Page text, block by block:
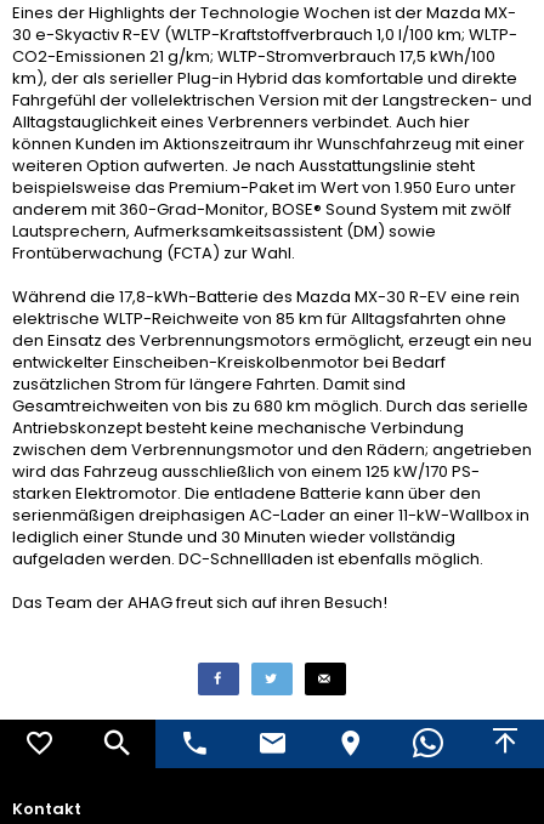
Eines der Highlights der Technologie Wochen ist der Mazda MX-
30 e-Skyactiv R-EV (WLTP-Kraftstoffverbrauch 1,0 l/100 km; WLTP-
CO2-Emissionen 21 g/km; WLTP-Stromverbrauch 17,5 kWh/100
km), der als serieller Plug-in Hybrid das komfortable und direkte
Fahrgefühl der vollelektrischen Version mit der Langstrecken- und
Alltagstauglichkeit eines Verbrenners verbindet. Auch hier
können Kunden im Aktionszeitraum ihr Wunschfahrzeug mit einer
weiteren Option aufwerten. Je nach Ausstattungslinie steht
beispielsweise das Premium-Paket im Wert von 1.950 Euro unter
anderem mit 360-Grad-Monitor, BOSE® Sound System mit zwölf
Lautsprechern, Aufmerksamkeitsassistent (DM) sowie
Frontüberwachung (FCTA) zur Wahl.
Während die 17,8-kWh-Batterie des Mazda MX-30 R-EV eine rein
elektrische WLTP-Reichweite von 85 km für Alltagsfahrten ohne
den Einsatz des Verbrennungsmotors ermöglicht, erzeugt ein neu
entwickelter Einscheiben-Kreiskolbenmotor bei Bedarf
zusätzlichen Strom für längere Fahrten. Damit sind
Gesamtreichweiten von bis zu 680 km möglich. Durch das serielle
Antriebskonzept besteht keine mechanische Verbindung
zwischen dem Verbrennungsmotor und den Rädern; angetrieben
wird das Fahrzeug ausschließlich von einem 125 kW/170 PS-
starken Elektromotor. Die entladene Batterie kann über den
serienmäßigen dreiphasigen AC-Lader an einer 11-kW-Wallbox in
lediglich einer Stunde und 30 Minuten wieder vollständig
aufgeladen werden. DC-Schnellladen ist ebenfalls möglich.
Das Team der AHAG freut sich auf ihren Besuch!
Kontakt